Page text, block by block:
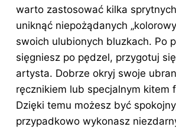
warto zastosować kilka
uniknąć niepożądanych
swoich ulubionych bluzkach. Po
sięgniesz po pędzel, przygotuj
artysta. Dobrze okryj swoje
ręcznikiem lub specjalnym kitem
Dzięki temu możesz być
przypadkowo wykonasz